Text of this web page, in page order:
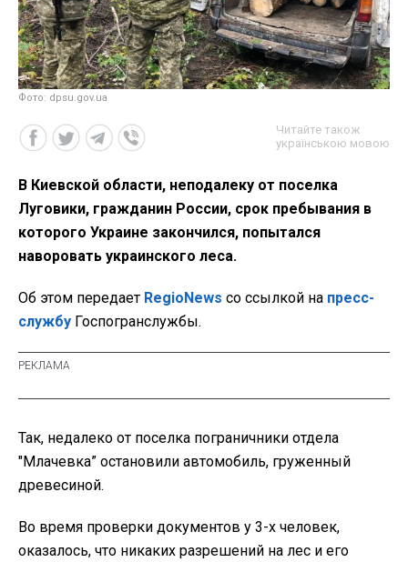
Фото: dpsu.gov.ua
Читайте також
українською мовою
В Киевской области, неподалеку от поселка
Луговики, гражданин России, срок пребывания в
которого Украине закончился, попытался
наворовать украинского леса.
Об этом передает RegioNews со ссылкой на пресс-
службу Госпогранслужбы.
Так, недалеко от поселка пограничники отдела
"Млачевка” остановили автомобиль, груженный
древесиной.
Во время проверки документов у 3-х человек,
оказалось, что никаких разрешений на лес и его